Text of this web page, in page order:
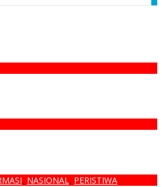
, NASIONAL, PERISTIWA